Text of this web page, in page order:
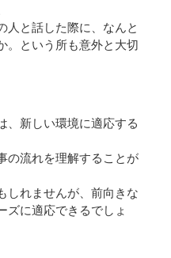
人と話した際に、なんと
。という所も意外と大切
、新しい環境に適応する
の流れを理解することが
しれませんが、前向きな
ズに適応できるでしょ